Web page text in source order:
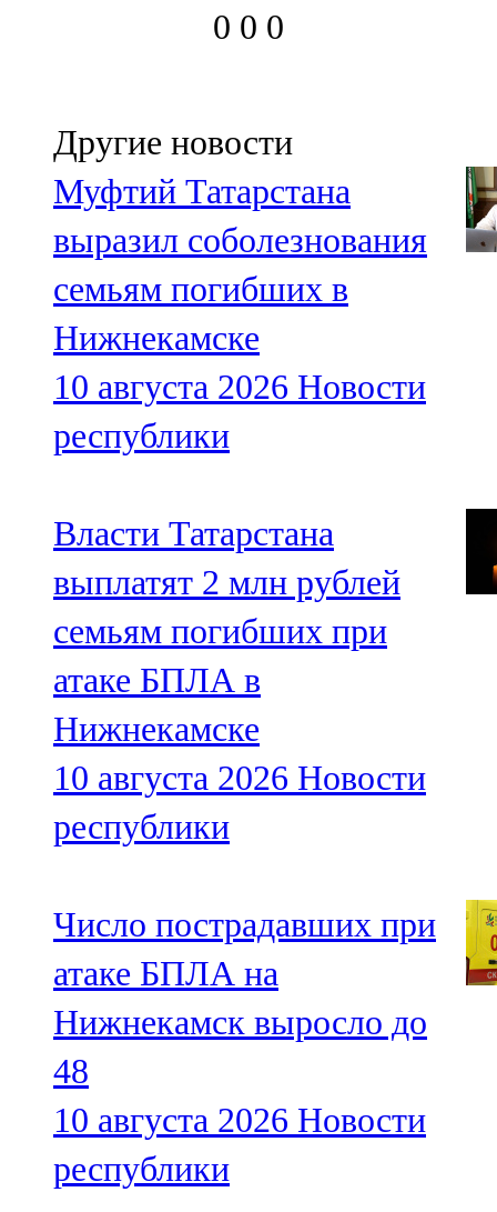
0 0 0
Другие новости
Муфтий Татарстана
выразил соболезнования
семьям погибших в
Нижнекамске
10 августа 2026 Новости
республики
Власти Татарстана
выплатят 2 млн рублей
семьям погибших при
атаке БПЛА в
Нижнекамске
10 августа 2026 Новости
республики
Число пострадавших при
атаке БПЛА на
Нижнекамск выросло до
48
10 августа 2026 Новости
республики